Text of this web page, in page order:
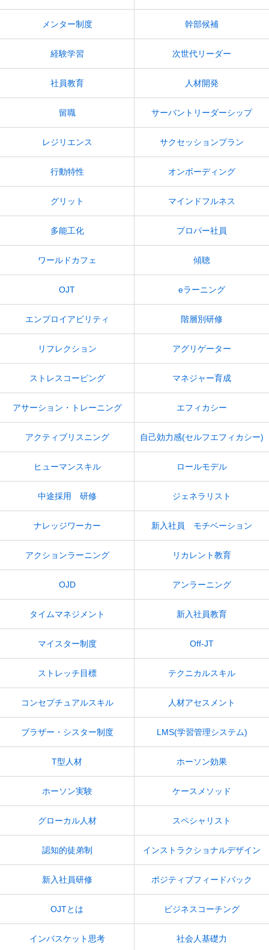
メンター制度 幹部候補
経験学習 次世代リーダー
社員教育 人材開発
留職 サーバントリーダーシップ
レジリエンス サクセッションプラン
行動特性 オンボーディング
グリット マインドフルネス
多能工化 プロパー社員
ワールドカフェ 傾聴
OJT eラーニング
エンプロイアビリティ 階層別研修
リフレクション アグリゲーター
ストレスコーピング マネジャー育成
アサーション・トレーニング エフィカシー
アクティブリスニング 自己効力感(セルフエフィカシー)
ヒューマンスキル ロールモデル
中途採用 研修 ジェネラリスト
ナレッジワーカー 新入社員 モチベーション
アクションラーニング リカレント教育
OJD アンラーニング
タイムマネジメント 新入社員教育
マイスター制度 Off-JT
ストレッチ目標 テクニカルスキル
コンセプチュアルスキル 人材アセスメント
ブラザー・シスター制度 LMS(学習管理システム)
T型人材 ホーソン効果
ホーソン実験 ケースメソッド
グローカル人材 スペシャリスト
認知的徒弟制 インストラクショナルデザイン
新入社員研修 ポジティブフィードバック
OJTとは ビジネスコーチング
インバスケット思考 社会人基礎力